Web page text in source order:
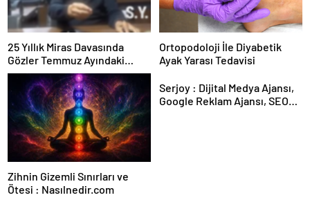
25 Yıllık Miras Davasında
Gözler Temmuz Ayındaki
Karar Duruşmasına Çevrildi
Ortopodoloji İle Diyabetik
Ayak Yarası Tedavisi
Zihnin Gizemli Sınırları ve
Ötesi : Nasılnedir.com
Serjoy : Dijital Medya Ajansı,
Google Reklam Ajansı, SEO